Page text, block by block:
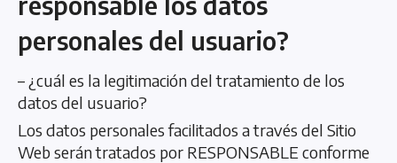
personales del usuario?
– ¿cuál es la legitimación del tratamiento de los
datos del usuario?
Los datos personales facilitados a través del Sitio
Web serán tratados por RESPONSABLE conforme